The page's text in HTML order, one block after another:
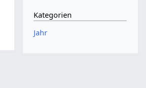
Kategorien
Jahr